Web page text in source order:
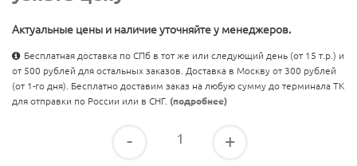
Актуальные цены и наличие уточняйте у менеджеров.
Бесплатная доставка по СПб в тот же или следующий день (от 15 т.р.) и
от 500 рублей для остальных заказов. Доставка в Москву от 300 рублей
(от 1-го дня). Бесплатно доставим заказ на любую сумму до терминала ТК
для отправки по России или в СНГ. (подробнее)
- +